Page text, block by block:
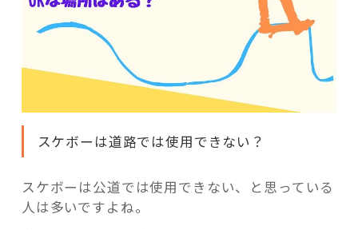
スケボーは道路では使用できない？
スケボーは公道では使用できない、と思っている
人は多いですよね。